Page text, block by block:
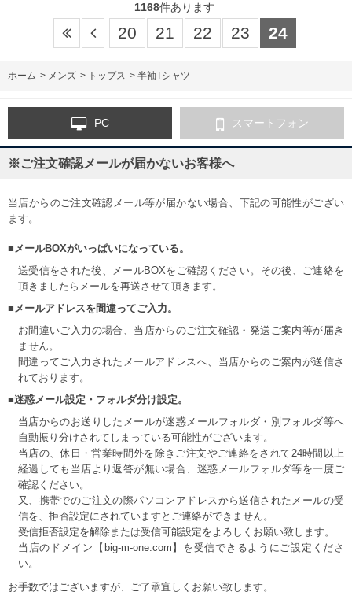
1168件あります
20 21 22 23 24
ホーム > メンズ > トップス > 半袖Tシャツ
PC スマートフォン
※ご注文確認メールが届かないお客様へ
当店からのご注文確認メール等が届かない場合、下記の可能性がござい
ます。
■メールBOXがいっぱいになっている。
送受信をされた後、メールBOXをご確認ください。その後、ご連絡を
頂きましたらメールを再送させて頂きます。
■メールアドレスを間違ってご入力。
お間違いご入力の場合、当店からのご注文確認・発送ご案内等が届き
ません。
間違ってご入力されたメールアドレスへ、当店からのご案内が送信さ
れております。
■迷惑メール設定・フォルダ分け設定。
当店からのお送りしたメールが迷惑メールフォルダ・別フォルダ等へ
自動振り分けされてしまっている可能性がございます。
当店の、休日・営業時間外を除きご注文やご連絡をされて24時間以上
経過しても当店より返答が無い場合、迷惑メールフォルダ等を一度ご
確認ください。
又、携帯でのご注文の際パソコンアドレスから送信されたメールの受
信を、拒否設定にされていますとご連絡ができません。
受信拒否設定を解除または受信可能設定をよろしくお願い致します。
当店のドメイン【big-m-one.com】を受信できるようにご設定くださ
い。
お手数ではございますが、ご了承宜しくお願い致します。